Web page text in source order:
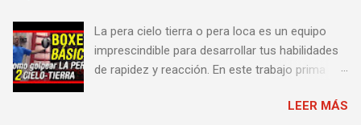
La pera cielo tierra o pera loca es un equipo
imprescindible para desarrollar tus habilidades
de rapidez y reacción. En este trabajo prima
fuerza o la contundencia. Este trabajo también
LEER MÁS